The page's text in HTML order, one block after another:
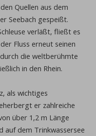
Quellen aus dem
Seebach gespeißt.
verläßt, fließt es
Fluss erneut seinen
die weltberühmte
in den Rhein.
als wichtiges
er zahlreiche
über 1,2 m Länge
auf dem Trinkwassersee